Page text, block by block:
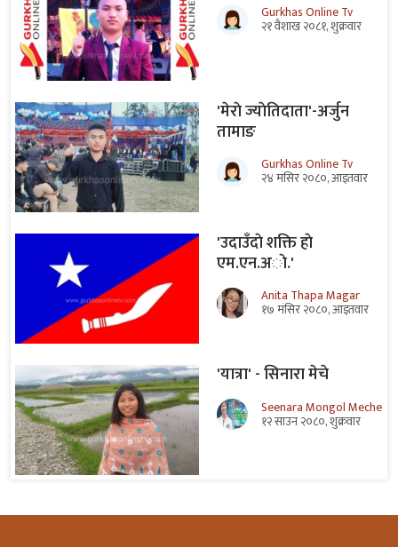
Gurkhas Online Tv
२१ वैशाख २०८१, शुक्रवार
'मेराे ज्याेतिदाता'-अर्जुन
तामाङ
Gurkhas Online Tv
२४ मंसिर २०८०, आइतवार
'उदाउँदाे शक्ति हाे
एम.एन.अाे.'
Anita Thapa Magar
१७ मंसिर २०८०, आइतवार
'यात्रा' - सिनारा मेचे
Seenara Mongol Meche
१२ साउन २०८०, शुक्रवार